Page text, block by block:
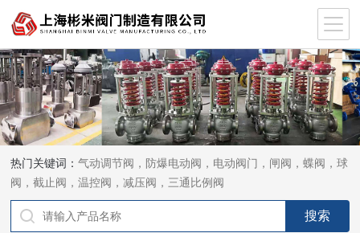
热门关键词：气动调节阀，防爆电动阀，电动阀门，闸阀，蝶阀，球
阀，截止阀，温控阀，减压阀，三通比例阀